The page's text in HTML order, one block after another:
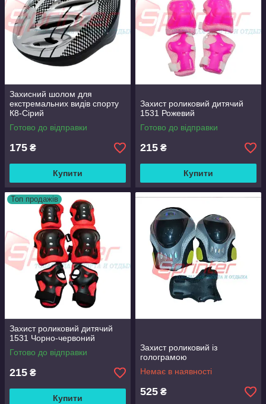
Захисний шолом для
екстремальних видів спорту
К8-Сірий
Готово до відправки
175 ₴
Купити
Захист роликовий дитячий
1531 Рожевий
Готово до відправки
215 ₴
Купити
Топ продажів
Захист роликовий дитячий
1531 Чорно-червоний
Готово до відправки
215 ₴
Купити
Захист роликовий із
голограмою
Немає в наявності
525 ₴